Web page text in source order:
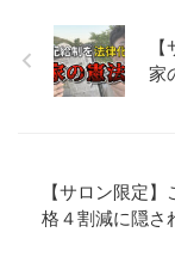
家
【サロン限定
格４割減に隠さ